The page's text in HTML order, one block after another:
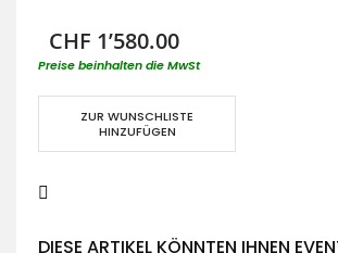
CHF 1’580.00
Preise beinhalten die MwSt
ZUR WUNSCHLISTE
HINZUFÜGEN
DIESE ARTIKEL KÖNNTEN IHNEN